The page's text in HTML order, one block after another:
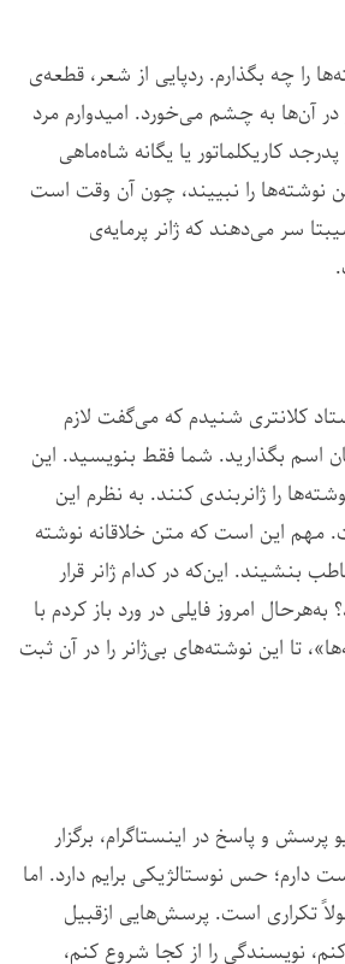
را چه بگذارم. ردپایی از شعر، قطعه‌ی
در آن‌ها به چشم می‌خورد. امیدوارم مرد
پدرجد کاریکلماتور یا یگانه شاه‌ماهی
نوشته‌ها را نبییند، چون آن وقت است
سر می‌دهند که ژانر پرمایه‌ی
کلانتری شنیدم که می‌گفت لازم
اسم بگذارید. شما فقط بنویسید. این
را ژانربندی کنند. به نظرم این
این است که متن خلاقانه نوشته
بنشیند. این‌که در کدام ژانر قرار
امروز فایلی در ورد باز کردم با
تا این نوشته‌های بی‌ژانر را در آن ثبت
پرسش و پاسخ در اینستاگرام، برگزار
دارم؛ حس نوستالژیکی برایم دارد. اما
تکراری است. پرسش‌هایی ازقبیل
نویسندگی را از کجا شروع کنم،